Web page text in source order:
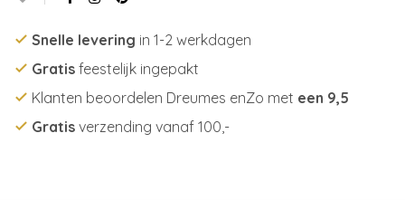
Snelle levering in 1-2 werkdagen
Gratis feestelijk ingepakt
Klanten beoordelen Dreumes enZo met een 9,5
Gratis verzending vanaf 100,-